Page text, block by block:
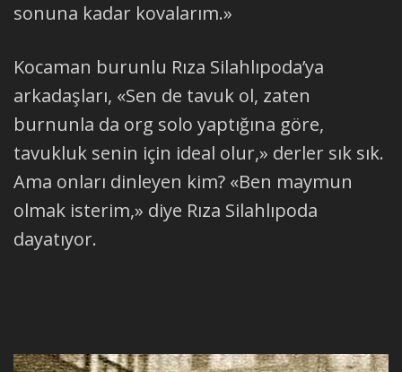
sonuna kadar kovalarım.»
Kocaman burunlu Rıza Silahlıpoda’ya
arkadaşları, «Sen de tavuk ol, zaten
burnunla da org solo yaptığına göre,
tavukluk senin için ideal olur,» derler sık sık.
Ama onları dinleyen kim? «Ben maymun
olmak isterim,» diye Rıza Silahlıpoda
dayatıyor.